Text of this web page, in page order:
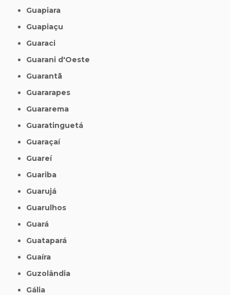
Guapiara
Guapiaçu
Guaraci
Guarani d'Oeste
Guarantã
Guararapes
Guararema
Guaratinguetá
Guaraçaí
Guareí
Guariba
Guarujá
Guarulhos
Guará
Guatapará
Guaíra
Guzolândia
Gália